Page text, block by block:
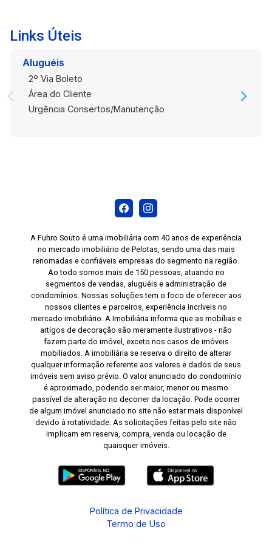
Links Úteis
Aluguéis
2º Via Boleto
Área do Cliente
Urgência Consertos/Manutenção
A Fuhro Souto é uma imobiliária com 40 anos de experiência
no mercado imobiliário de Pelotas, sendo uma das mais
renomadas e confiáveis empresas do segmento na região.
Ao todo somos mais de 150 pessoas, atuando no
segmentos de vendas, aluguéis e administração de
condomínios. Nossas soluções tem o foco de oferecer aos
nossos clientes e parceiros, experiência incríveis no
mercado imobiliário. A Imobiliária informa que as mobílias e
artigos de decoração são meramente ilustrativos - não
fazem parte do imóvel, exceto nos casos de imóveis
mobiliados. A imobiliária se reserva o direito de alterar
qualquer informação referente aos valores e dados de seus
imóveis sem aviso prévio. O valor anunciado do condomínio
é aproximado, podendo ser maior, menor ou mesmo
passível de alteração no decorrer da locação. Pode ocorrer
de algum imóvel anunciado no site não estar mais disponível
devido à rotatividade. As solicitações feitas pelo site não
implicam em reserva, compra, venda ou locação de
quaisquer imóveis.
Política de Privacidade
Termo de Uso